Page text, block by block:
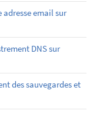
email sur
DNS sur
des sauvegardes et